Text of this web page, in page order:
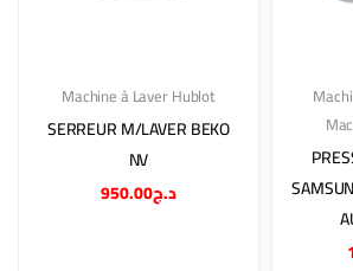
Machine à Laver Hublot
SERREUR M/LAVER BEKO
NV
د.ج950.00